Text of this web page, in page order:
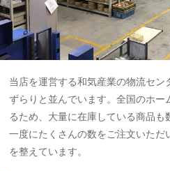
当店を運営する和気産業の物流セ
ずらりと並んでいます。全国のホー
るため、大量に在庫している商品も
一度にたくさんの数をご注文いただ
を整えています。